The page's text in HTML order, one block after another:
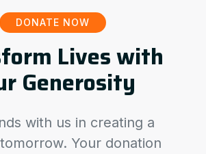
DONATE NOW
Lives with
Generosity
with us in creating a
Your donation